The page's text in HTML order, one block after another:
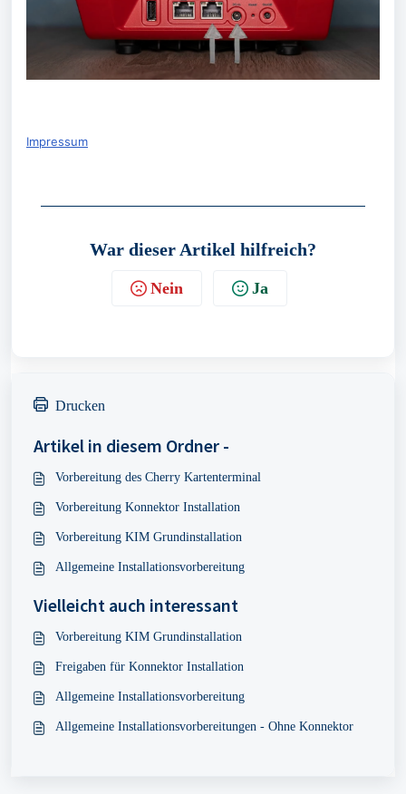
Impressum
War dieser Artikel hilfreich?
Nein Ja
Drucken
Artikel in diesem Ordner -
Vorbereitung des Cherry Kartenterminal
Vorbereitung Konnektor Installation
Vorbereitung KIM Grundinstallation
Allgemeine Installationsvorbereitung
Vielleicht auch interessant
Vorbereitung KIM Grundinstallation
Freigaben für Konnektor Installation
Allgemeine Installationsvorbereitung
Allgemeine Installationsvorbereitungen - Ohne Konnektor